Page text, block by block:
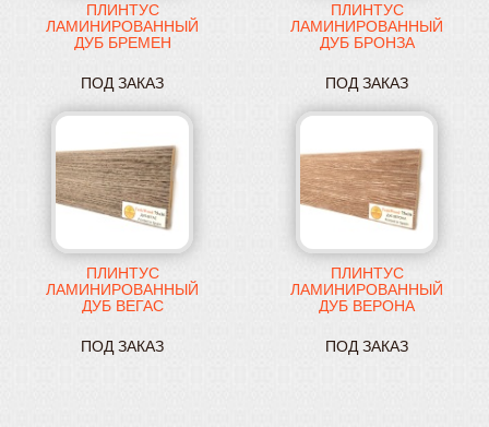
ПЛИНТУС
ЛАМИНИРОВАННЫЙ
ДУБ БРЕМЕН
ПОД ЗАКАЗ
ПЛИНТУС
ЛАМИНИРОВАННЫЙ
ДУБ БРОНЗА
ПОД ЗАКАЗ
ПЛИНТУС
ЛАМИНИРОВАННЫЙ
ДУБ ВЕГАС
ПОД ЗАКАЗ
ПЛИНТУС
ЛАМИНИРОВАННЫЙ
ДУБ ВЕРОНА
ПОД ЗАКАЗ